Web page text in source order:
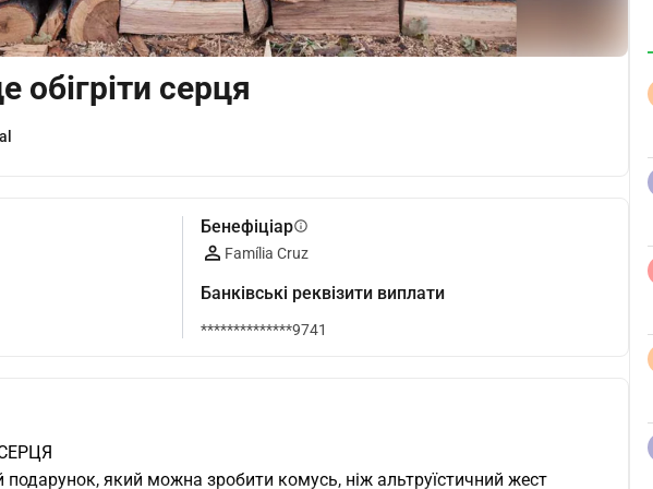
обігріти серця
Бенефіціарinfo
Família Cruz
Банківські реквізити виплати
**************9741
подарунок, який можна зробити комусь, ніж альтруїстичний жест